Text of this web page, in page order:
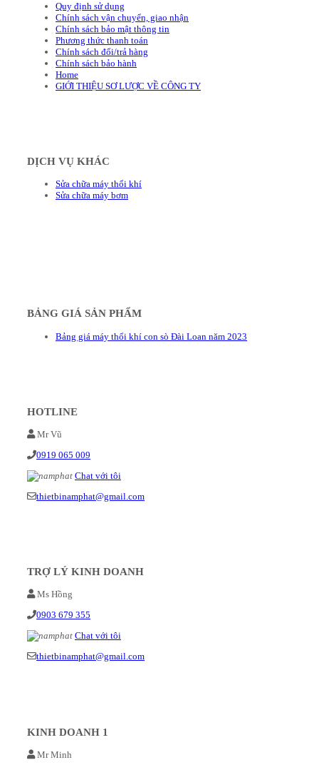
Quy định sử dụng
Chính sách vận chuyển, giao nhận
Chính sách bảo mật thông tin
Phương thức thanh toán
Chính sách đổi/trả hàng
Chính sách bảo hành
Home
GIỚI THIỆU SƠ LƯỢC VỀ CÔNG TY
DỊCH VỤ KHÁC
Sửa chữa máy thổi khí
Sửa chữa máy bơm
BẢNG GIÁ SẢN PHẨM
Bảng giá máy thổi khí con sò Đài Loan năm 2023
HOTLINE
Mr Vũ
0919 065 009
Chat với tôi
thietbinamphat@gmail.com
TRỢ LÝ KINH DOANH
Ms Hồng
0903 679 355
Chat với tôi
thietbinamphat@gmail.com
KINH DOANH 1
Mr Minh